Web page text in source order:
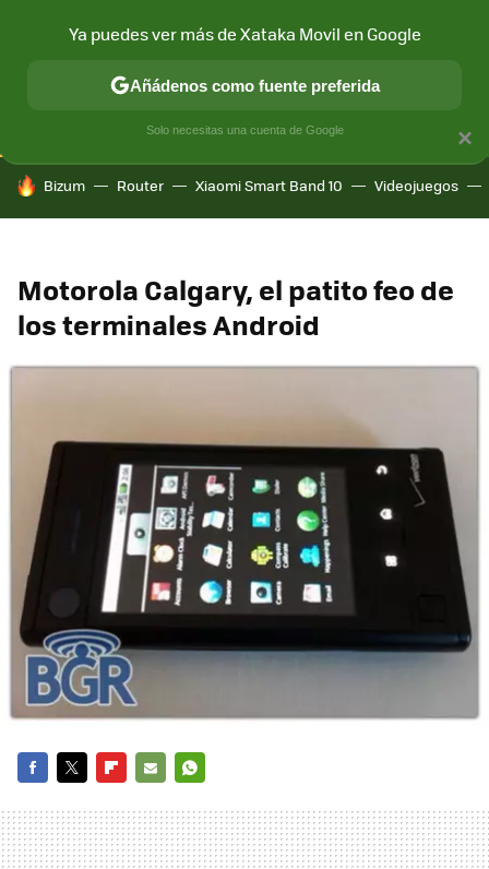
CONECTIVIDAD MÓVIL Y SOCIEDAD APLICACIONES
HOY SE HABLA DE
Bizum Router Xiaomi Smart Band 10 Videojuegos
Motorola Calgary, el patito feo de
los terminales Android
MAIL
×
Ya puedes ver más de Xataka Movil en Google
Añádenos como fuente preferida
Solo necesitas una cuenta de Google